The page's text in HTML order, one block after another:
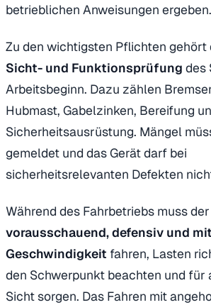
betrieblichen Anweisungen ergeben.
Zu den wichtigsten Pflichten gehört
Sicht- und Funktionsprüfung des
Arbeitsbeginn. Dazu zählen
Hubmast, Gabelzinken, Bereifung
Sicherheitsausrüstung. Mängel
gemeldet und das Gerät darf bei
sicherheitsrelevanten Defekten
Während des Fahrbetriebs muss
vorausschauend, defensiv und
Geschwindigkeit fahren, Lasten
den Schwerpunkt beachten und für
Sicht sorgen. Das Fahren mit